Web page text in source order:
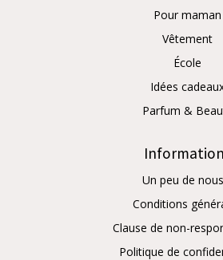
Pour maman
Vêtement
École
Idées
Parfum &
Un peu de
Conditions
Clause de non-
Politique de